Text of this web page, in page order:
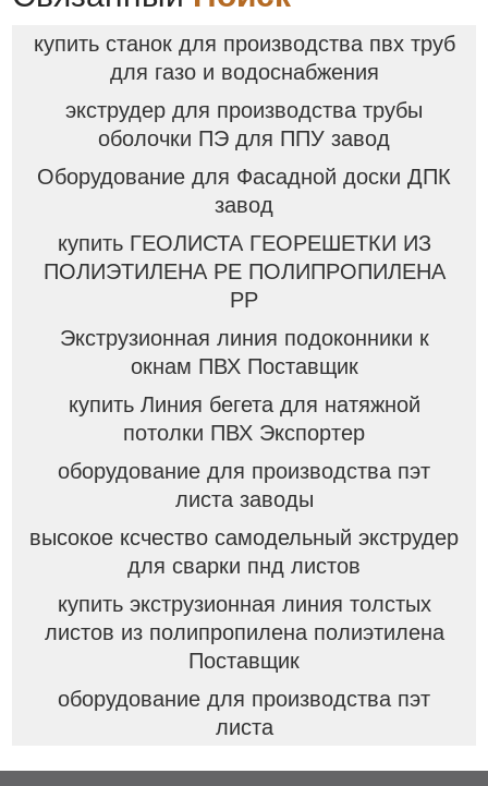
купить станок для производства пвх труб
для газо и водоснабжения
экструдер для производства трубы
оболочки ПЭ для ППУ завод
Оборудование для Фасадной доски ДПК
завод
купить ГЕОЛИСТА ГЕОРЕШЕТКИ ИЗ
ПОЛИЭТИЛЕНА PE ПОЛИПРОПИЛЕНА
PP
Экструзионная линия подоконники к
окнам ПВХ Поставщик
купить Линия бегета для натяжной
потолки ПВХ Экспортер
оборудование для производства пэт
листа заводы
высокое ксчество самодельный экструдер
для сварки пнд листов
купить экструзионная линия толстых
листов из полипропилена полиэтилена
Поставщик
оборудование для производства пэт
листа